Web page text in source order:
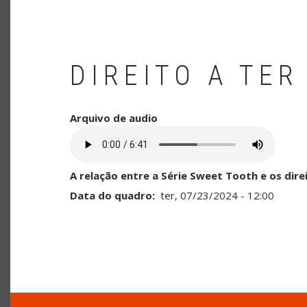
DIREITO A TER
Arquivo de audio
A relação entre a Série Sweet Tooth e os
Data do quadro
ter, 07/23/2024 - 12:00